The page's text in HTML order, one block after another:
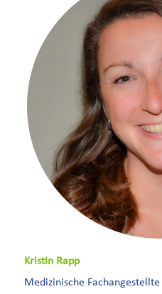
Kristin Rapp
Medizinische Fachangestellte